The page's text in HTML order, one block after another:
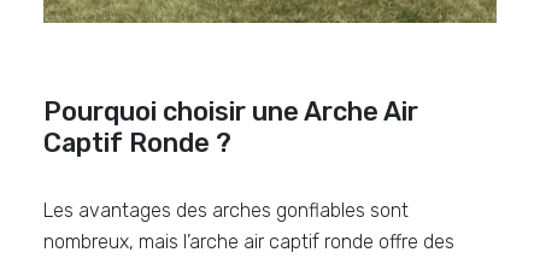
Pourquoi choisir une Arche Air
Captif Ronde ?
Les avantages des arches gonflables sont
nombreux, mais l’arche air captif ronde offre des